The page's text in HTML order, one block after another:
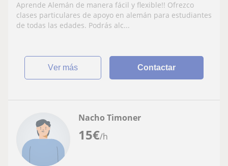
Aprende Alemán de manera fácil y flexible!! Ofrezco
clases particulares de apoyo en alemán para estudiantes
de todas las edades. Podrás alc...
ver más Contactar
15€/h
Nacho Timoner